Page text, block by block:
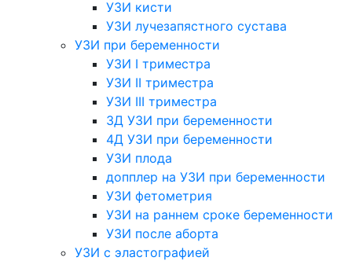
УЗИ кисти
УЗИ лучезапястного сустава
УЗИ при беременности
УЗИ I триместра
УЗИ II триместра
УЗИ III триместра
3Д УЗИ при беременности
4Д УЗИ при беременности
УЗИ плода
допплер на УЗИ при беременности
УЗИ фетометрия
УЗИ на раннем сроке беременности
УЗИ после аборта
УЗИ с эластографией